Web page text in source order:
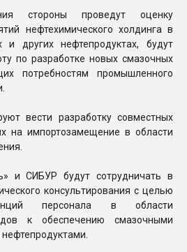
стороны проведут оценку
нефтехимического холдинга в
и других нефтепродуктах, будут
по разработке новых смазочных
потребностям промышленного
вести разработку совместных
на импортозамещение в области
и СИБУР будут сотрудничать в
консультирования с целью
персонала в области
к обеспечению смазочными